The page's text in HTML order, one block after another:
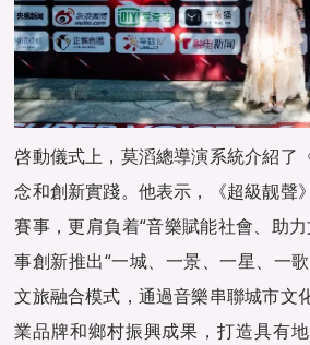
啓動儀式上，莫滔總導演系統介紹了
念和創新實踐。他表示，《超級靓聲
賽事，更肩負着“音樂賦能社會、助
事創新推出“一城、一景、一星、一
文旅融合模式，通過音樂串聯城市文
業品牌和鄉村振興成果，打造具有